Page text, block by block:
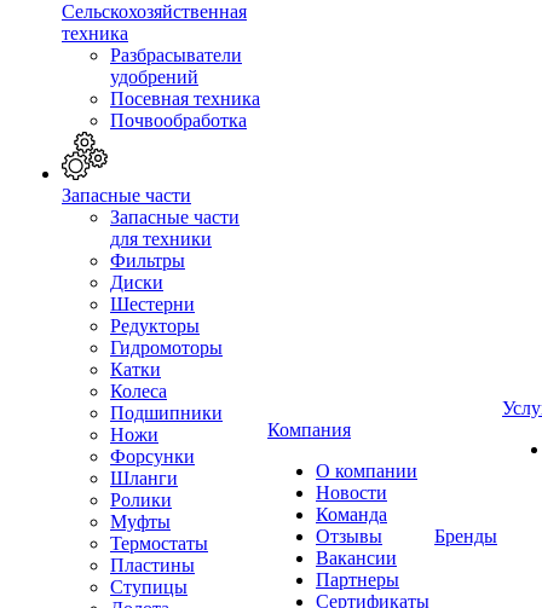
Сельскохозяйственная
техника
Разбрасыватели
удобрений
Посевная техника
Почвообработка
Запасные части
Запасные части
для техники
Фильтры
Диски
Шестерни
Редукторы
Гидромоторы
Катки
Колеса
Подшипники
Ножи
Форсунки
Шланги
Ролики
Муфты
Термостаты
Пластины
Ступицы
Компания
О компании
Новости
Команда
Отзывы
Вакансии
Партнеры
Сертификаты
Бренды